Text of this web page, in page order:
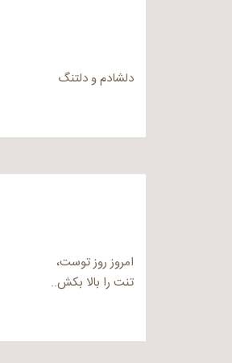
دلشادم و دلتنگ
امروز روز توست،
تنت را بالا بکش..